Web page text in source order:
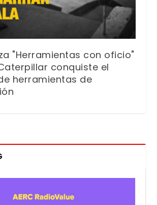
"Herramientas con oficio"
conquiste el
herramientas de